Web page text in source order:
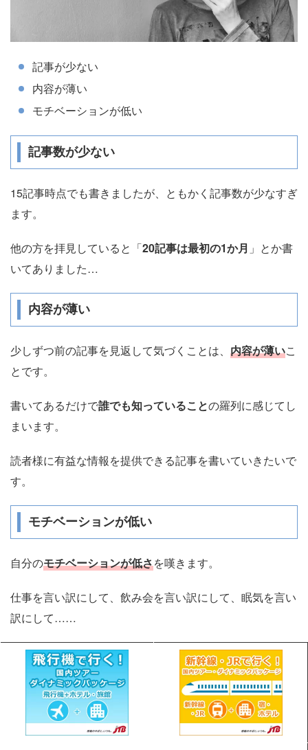
記事が少ない
内容が薄い
モチベーションが低い
記事数が少ない
15記事時点でも書きましたが、ともかく記事数が少なすぎ
ます。
他の方を拝見していると「20記事は最初の1か月 」とか書
いてありました…
内容が薄い
少しずつ前の記事を見返して気づくことは、 内容が薄いこ
とです。
書いてあるだけで誰でも知っていることの羅列に感じてし
まいます。
読者様に有益な情報を提供できる記事を書いていきたいで
す。
モチベーションが低い
自分のモチベーションが低さを嘆きます。
仕事を言い訳にして、飲み会を言い訳にして、眠気を言い
訳にして……